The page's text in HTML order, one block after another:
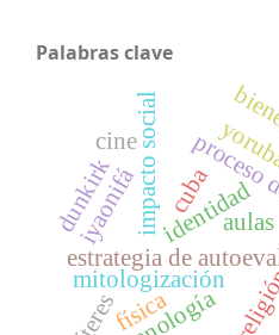
Palabras clave
estrategia de
impacto socialidentidad
iyaonifá cuba
dunkirk
cine
mitologización
física
aulas